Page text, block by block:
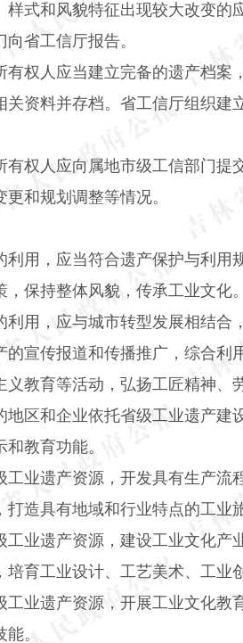
式和风貌特征出现较大改变
省工信厅报告。
权人应当建立完备的遗产档案
资料并存档。省工信厅组织
权人应向属地市级工信部门提
和规划调整等情况。
用，应当符合遗产保护与利用
保持整体风貌，传承工业文化。
用，应与城市转型发展相结合
宣传报道和传播推广，综合利
教育等活动，弘扬工匠精神、
区和企业依托省级工业遗产建
教育功能。
业遗产资源，开发具有生产流
造具有地域和行业特点的工业
业遗产资源，建设工业文化产
育工业设计、工艺美术、工业
业遗产资源，开展工业文化教
。